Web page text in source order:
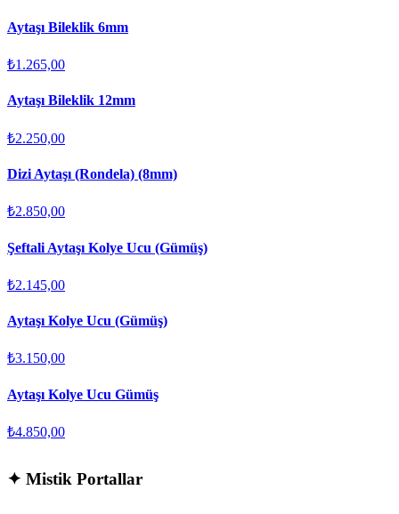
Aytaşı Bileklik 6mm
₺1.265,00
Aytaşı Bileklik 12mm
₺2.250,00
Dizi Aytaşı (Rondela) (8mm)
₺2.850,00
Şeftali Aytaşı Kolye Ucu (Gümüş)
₺2.145,00
Aytaşı Kolye Ucu (Gümüş)
₺3.150,00
Aytaşı Kolye Ucu Gümüş
₺4.850,00
✦ Mistik Portallar